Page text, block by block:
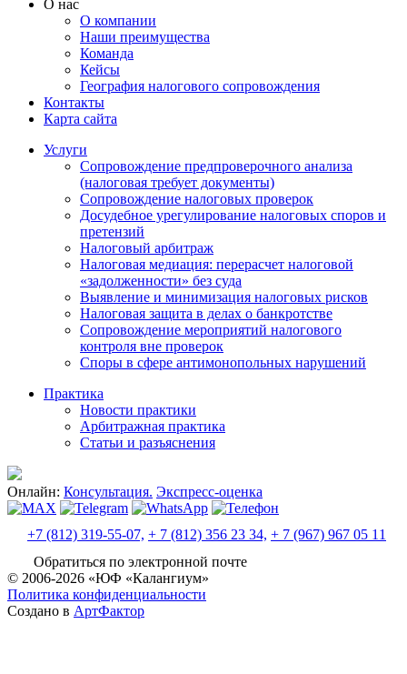
О нас
О компании
Наши преимущества
Команда
Кейсы
География налогового сопровождения
Контакты
Карта сайта
Услуги
Сопровождение предпроверочного анализа
(налоговая требует документы)
Сопровождение налоговых проверок
Досудебное урегулирование налоговых споров и
претензий
Налоговый арбитраж
Налоговая медиация: перерасчет налоговой
«задолженности» без суда
Выявление и минимизация налоговых рисков
Налоговая защита в делах о банкротстве
Сопровождение мероприятий налогового
контроля вне проверок
Споры в сфере антимонопольных нарушений
Практика
Новости практики
Арбитражная практика
Статьи и разъяснения
Онлайн: Консультация. Экспресс-оценка
+7 (812) 319-55-07, + 7 (812) 356 23 34, + 7 (967) 967 05 11
Обратиться по электронной почте
© 2006-2026 «ЮФ «Калангиум»
Политика конфиденциальности
Создано в АртФактор